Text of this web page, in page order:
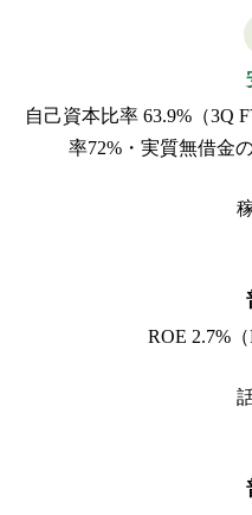
自己資本比率 63.9%（3Q
率72%・実質無借金
ROE 2.7%（